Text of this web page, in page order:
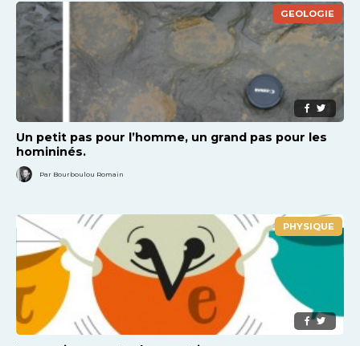
GEOLOGIE
Un petit pas pour l’homme, un grand pas pour les
homininés.
Par Bourboulou Romain
PHYSIQUE